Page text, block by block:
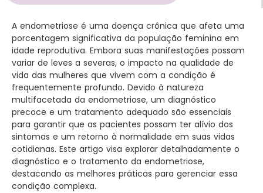
A endometriose é uma doença crônica que afeta uma
porcentagem significativa da população feminina em
idade reprodutiva. Embora suas manifestações possam
variar de leves a severas, o impacto na qualidade de
vida das mulheres que vivem com a condição é
frequentemente profundo. Devido à natureza
multifacetada da endometriose, um diagnóstico
precoce e um tratamento adequado são essenciais
para garantir que as pacientes possam ter alívio dos
sintomas e um retorno à normalidade em suas vidas
cotidianas. Este artigo visa explorar detalhadamente o
diagnóstico e o tratamento da endometriose,
destacando as melhores práticas para gerenciar essa
condição complexa.